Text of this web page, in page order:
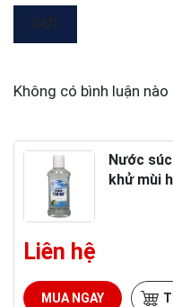
GỬI
Không có bình luận nào
Nước
khử mùi
Liên hệ
MUA NGAY